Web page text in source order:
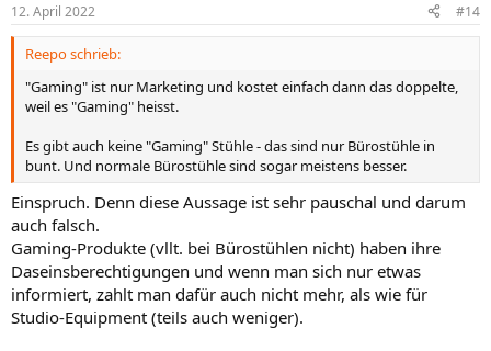
e
n
12. April 2022 #14
Reepo schrieb:
"Gaming" ist nur Marketing und kostet einfach dann das doppelte,
weil es "Gaming" heisst.
Es gibt auch keine "Gaming" Stühle - das sind nur Bürostühle in
bunt. Und normale Bürostühle sind sogar meistens besser.
Einspruch. Denn diese Aussage ist sehr pauschal und darum
auch falsch.
Gaming-Produkte (vllt. bei Bürostühlen nicht) haben ihre
Daseinsberechtigungen und wenn man sich nur etwas
informiert, zahlt man dafür auch nicht mehr, als wie für
Studio-Equipment (teils auch weniger).